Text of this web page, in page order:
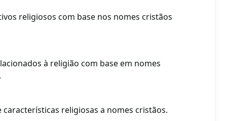
religiosos com base nos nomes cristãos
à religião com base em nomes
características religiosas a nomes cristãos.